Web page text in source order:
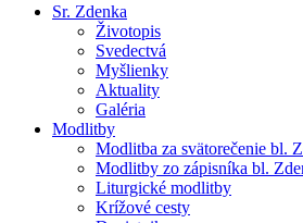
Hlavné menu
Sr. Zdenka
Životopis
Svedectvá
Myšlienky
Aktuality
Galéria
Modlitby
Modlitba za svätorečenie bl.
Modlitby zo zápisníka bl.
Liturgické modlitby
Krížové cesty